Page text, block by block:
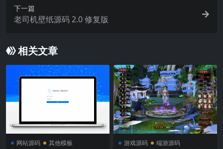
下一篇
老司机壁纸源码 2.0 修复版
相关文章
网站源码 其他模板 游戏源码 端游源码